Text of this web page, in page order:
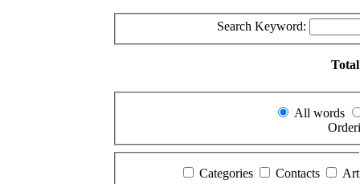
Search Keyword:
All words
Categories Contacts